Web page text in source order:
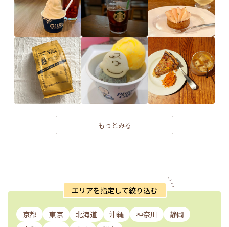
もっとみる
エリアを指定して絞り込む
京都 東京 北海道 沖縄 神奈川
静岡